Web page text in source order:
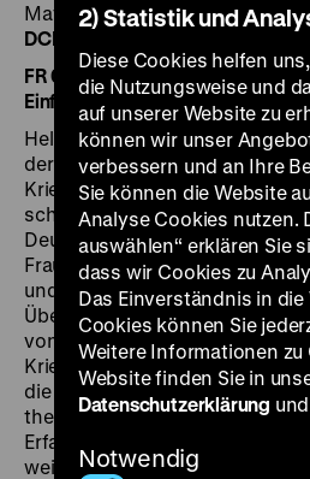
Mattes, Elisabeth Stepanek,
DCP
FR 02.03. um 20.30 Uhr + SO
Einführung am 02.03.: Bettina
Helma Sanders-Brahms
der Tochter das Leben ihrer
Kriegs- und Nachkriegszeit.
schuldhaften Verstrickung der
Deutschen und rückt die
Frauen ins Zentrum, die sich im
und danach zurück an den Herd
Über die Figur des Kindes wird
von Geschichte vermittelt. Die
Kriegszeiten glückliche
die danach verloren ging.
thematisiert, was die
Erfahrungen und Traumata an
weitergibt: „Alles, was ich
2) Statistik und
Diese Cookies helfen
die Nutzungsweise und
auf unserer Website zu
können wir unser
verbessern und an Ihre
Sie können die Website
Analyse Cookies nutzen.
auswählen“ erklären Sie
dass wir Cookies zu
Das Einverständnis in
Cookies können Sie
Weitere Informationen
Website finden Sie in
Datenschutzerklärung
Notwendig